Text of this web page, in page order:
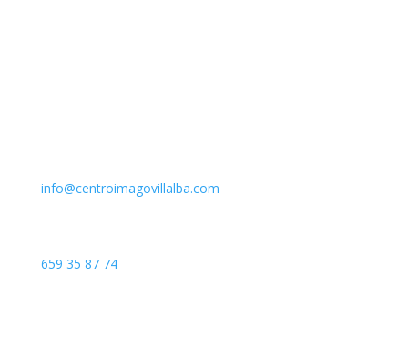
info@centroimagovillalba.com
659 35 87 74